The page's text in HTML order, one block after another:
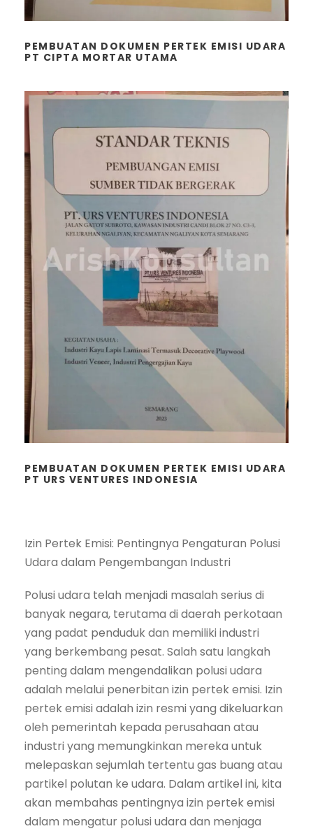
PEMBUATAN DOKUMEN PERTEK EMISI UDARA
PT CIPTA MORTAR UTAMA
PEMBUATAN DOKUMEN PERTEK EMISI UDARA
PT URS VENTURES INDONESIA
Izin Pertek Emisi: Pentingnya Pengaturan Polusi
Udara dalam Pengembangan Industri
Polusi udara telah menjadi masalah serius di
banyak negara, terutama di daerah perkotaan
yang padat penduduk dan memiliki industri
yang berkembang pesat. Salah satu langkah
penting dalam mengendalikan polusi udara
adalah melalui penerbitan izin pertek emisi. Izin
pertek emisi adalah izin resmi yang dikeluarkan
oleh pemerintah kepada perusahaan atau
industri yang memungkinkan mereka untuk
melepaskan sejumlah tertentu gas buang atau
partikel polutan ke udara. Dalam artikel ini, kita
akan membahas pentingnya izin pertek emisi
dalam mengatur polusi udara dan menjaga